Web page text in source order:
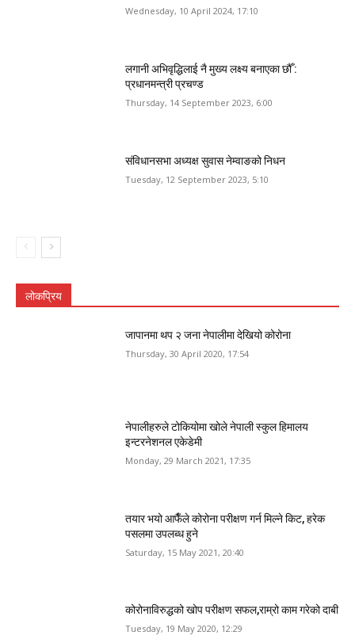
Wednesday, 10 April 2024, 17:10
लगानी अभिवृद्धिलाई नै मुख्य लक्ष्य बनाएका छौँ :
प्रधानमन्त्री प्रचण्ड
Thursday, 14 September 2023, 6:00
संविधानसभा अध्यक्ष सुवास नेम्वाङको निधन
Tuesday, 12 September 2023, 5:10
लोकप्रिय
जापानमा थप २ जना नेपालीमा देखियो कोरोना
Thursday, 30 April 2020, 17:54
नेपालीहरुले टोकियोमा खोले नेपाली स्कुल हिमालय
इन्टरनेशनल एकेडेमी
Monday, 29 March 2021, 17:35
तयार भयो आफैँले कोरोना परीक्षण गर्न मिल्ने किट, हरेक
पसलमा उपलब्ध हुने
Saturday, 15 May 2021, 20:40
कोरोनाविरुद्धको खोप परीक्षण सफल,राम्रो काम गरेको दाबी
Tuesday, 19 May 2020, 12:29